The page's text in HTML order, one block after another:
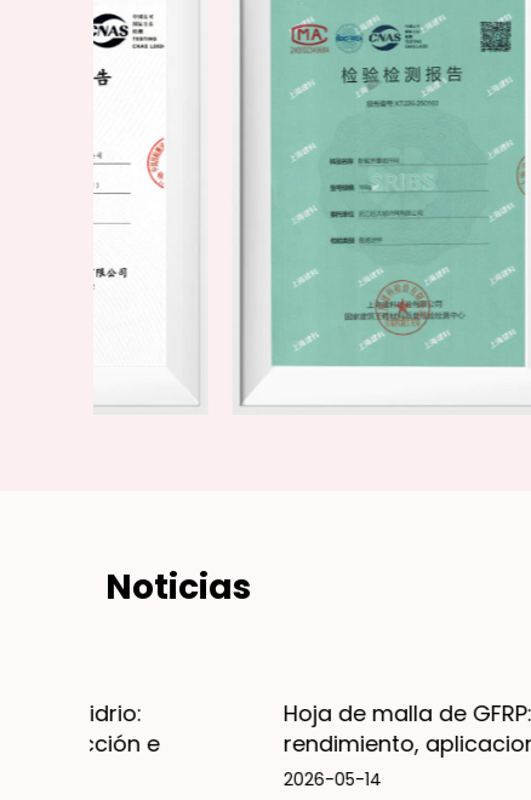
Noticias
Hoja de malla de GFRP: guía de
rendimiento, aplicaciones e instalación